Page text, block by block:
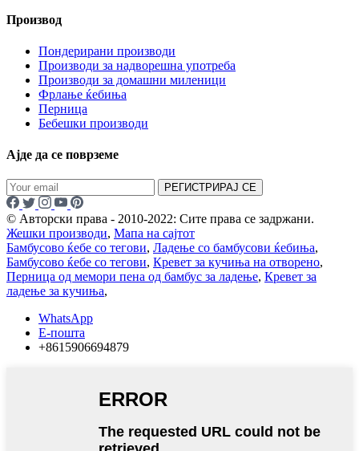
Производ
Пондерирани производи
Производи за надворешна употреба
Производи за домашни миленици
Фрлање ќебиња
Перница
Бебешки производи
Ајде да се поврземе
РЕГИСТРИРАЈ СЕ
© Авторски права - 2010-2022: Сите права се задржани.
Жешки производи, Мапа на сајтот
Бамбусово ќебе со тегови, Ладење со бамбусови ќебиња,
Бамбусово ќебе со тегови, Кревет за кучиња на отворено,
Перница од мемори пена од бамбус за ладење, Кревет за
ладење за кучиња,
WhatsApp
Е-пошта
+8615906694879